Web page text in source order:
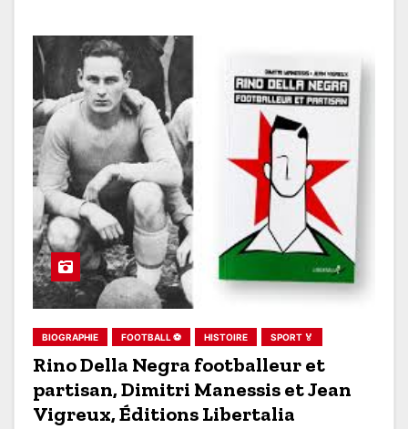
BIOGRAPHIE FOOTBALL ⚽ HISTOIRE SPORT 🏅
Rino Della Negra footballeur et
partisan, Dimitri Manessis et Jean
Vigreux, Éditions Libertalia